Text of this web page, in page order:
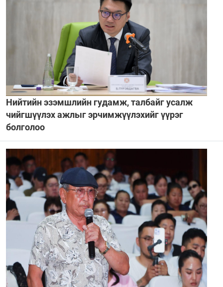
Нийтийн эзэмшлийн гудамж, талбайг усалж
чийгшүүлэх ажлыг эрчимжүүлэхийг үүрэг
болголоо